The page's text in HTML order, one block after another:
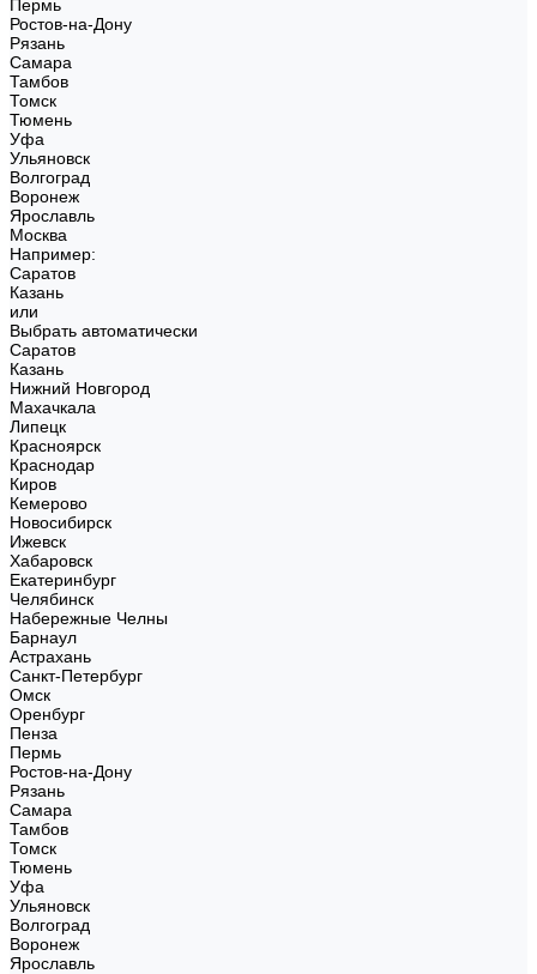
Пермь
Ростов-на-Дону
Рязань
Самара
Тамбов
Томск
Тюмень
Уфа
Ульяновск
Волгоград
Воронеж
Ярославль
Москва
Например:
Саратов
Казань
или
Выбрать автоматически
Саратов
Казань
Нижний Новгород
Махачкала
Липецк
Красноярск
Краснодар
Киров
Кемерово
Новосибирск
Ижевск
Хабаровск
Екатеринбург
Челябинск
Набережные Челны
Барнаул
Астрахань
Санкт-Петербург
Омск
Оренбург
Пенза
Пермь
Ростов-на-Дону
Рязань
Самара
Тамбов
Томск
Тюмень
Уфа
Ульяновск
Волгоград
Воронеж
Ярославль